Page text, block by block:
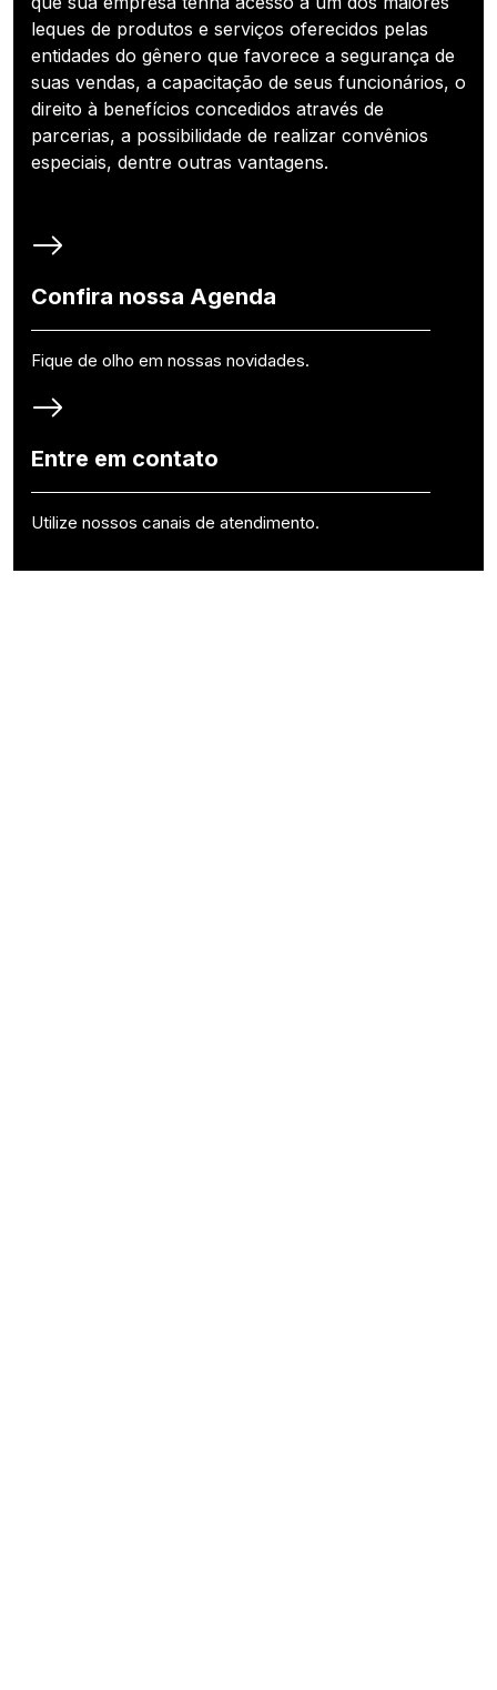
leques de produtos e serviços oferecidos pelas
entidades do gênero que favorece a segurança de
suas vendas, a capacitação de seus funcionários, o
direito à benefícios concedidos através de
parcerias, a possibilidade de realizar convênios
especiais, dentre outras vantagens.
Confira nossa Agenda
Fique de olho em nossas novidades.
Entre em contato
Utilize nossos canais de atendimento.